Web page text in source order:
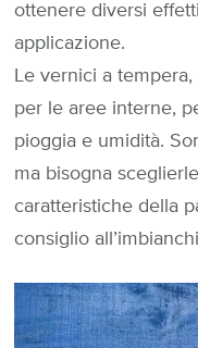
ottenere diversi
applicazione.
Le vernici a
per le aree interne,
pioggia e umidità.
ma bisogna
caratteristiche della
consiglio